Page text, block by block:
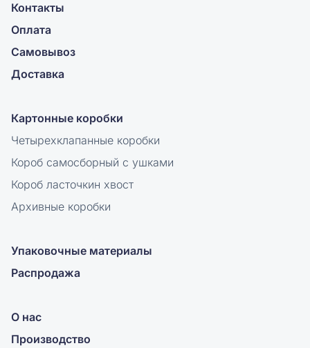
Контакты
Оплата
Самовывоз
Доставка
Картонные коробки
Четырехклапанные коробки
Короб самосборный с ушками
Короб ласточкин хвост
Архивные коробки
Упаковочные материалы
Распродажа
О нас
Производство